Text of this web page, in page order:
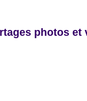
photos et